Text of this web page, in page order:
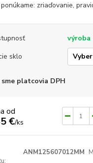
zriaďovanie,
výroba
sklo
sme platcovia DPH
od
€/ks
ANM125607012MM